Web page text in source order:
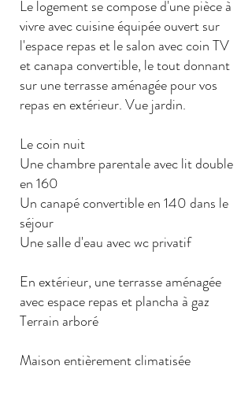
Le logement se compose d'une pièce à
vivre avec cuisine équipée ouvert sur
l'espace repas et le salon avec coin TV
et canapa convertible, le tout donnant
sur une terrasse aménagée pour vos
repas en extérieur. Vue jardin.​
Le coin nuit
Une chambre parentale avec lit double
en 160
Un canapé convertible en 140 dans le
séjour
Une salle d'eau avec wc privatif
En extérieur, une terrasse aménagée
avec espace repas et plancha à gaz
Terrain arboré
Maison entièrement climatisée